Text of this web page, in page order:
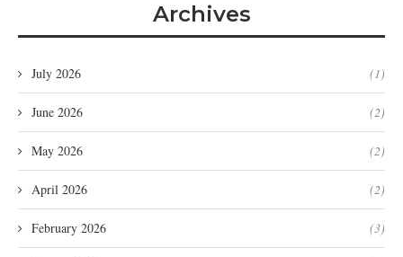
Archives
July 2026 (1)
June 2026 (2)
May 2026 (2)
April 2026 (2)
February 2026 (3)